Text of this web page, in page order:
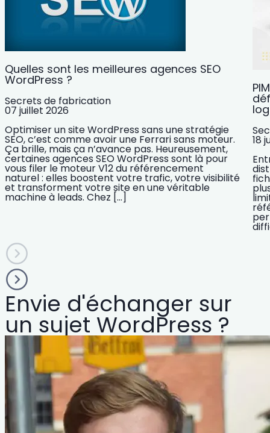
Quelles sont les meilleures agences SEO
WordPress ?
Secrets de fabrication
07 juillet 2026
Optimiser un site WordPress sans une stratégie
SEO, c’est comme avoir une Ferrari sans moteur.
Ça brille, mais ça n’avance pas. Heureusement,
certaines agences SEO WordPress sont là pour
vous filer le moteur V12 du référencement
naturel : elles boostent votre trafic, votre visibilité
et transforment votre site en une véritable
machine à leads. Chez […]
18
Envie d'échanger sur
un sujet WordPress ?